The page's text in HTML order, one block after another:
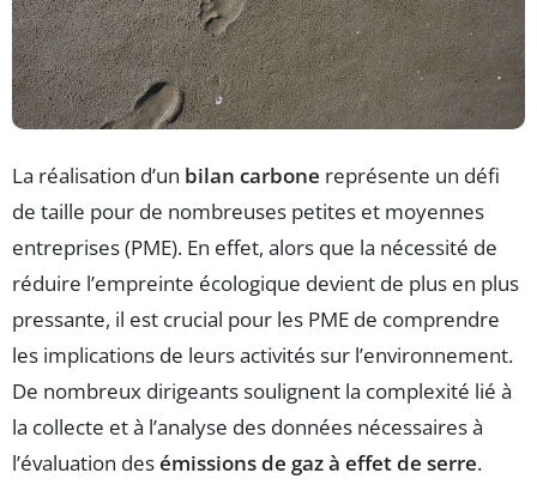
La réalisation d’un bilan carbone représente un défi
de taille pour de nombreuses petites et moyennes
entreprises (PME). En effet, alors que la nécessité de
réduire l’empreinte écologique devient de plus en plus
pressante, il est crucial pour les PME de comprendre
les implications de leurs activités sur l’environnement.
De nombreux dirigeants soulignent la complexité lié à
la collecte et à l’analyse des données nécessaires à
l’évaluation desémissions de gaz à effet de serre.